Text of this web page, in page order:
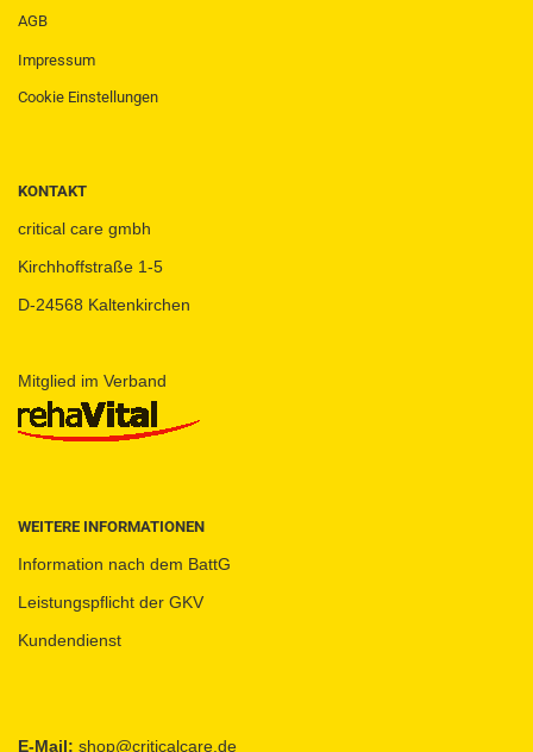
AGB
Impressum
Cookie Einstellungen
KONTAKT
critical care gmbh
Kirchhoffstraße 1-5
D-24568 Kaltenkirchen
Mitglied im Verband
WEITERE INFORMATIONEN
Information nach dem BattG
Leistungspflicht der GKV
Kundendienst
E-Mail: shop@criticalcare.de